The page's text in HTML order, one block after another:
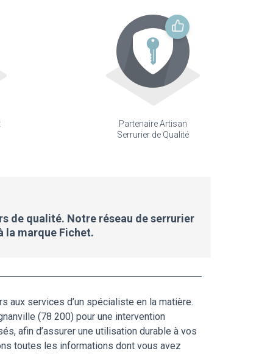
Partenaire Artisan
Serrurier de Qualité
de qualité. Notre réseau de serrurier
la marque Fichet.
aux services d’un spécialiste en la matière.
(78 200) pour une intervention
afin d’assurer une utilisation durable à vos
toutes les informations dont vous avez